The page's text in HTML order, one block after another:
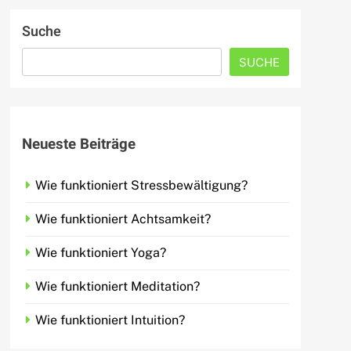
Suche
SUCHE
Neueste Beiträge
Wie funktioniert Stressbewältigung?
Wie funktioniert Achtsamkeit?
Wie funktioniert Yoga?
Wie funktioniert Meditation?
Wie funktioniert Intuition?